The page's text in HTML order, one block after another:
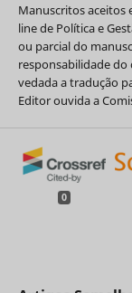
Manuscritos aceitos
line de Política e
ou parcial do
responsabilidade do
vedada a tradução
Editor ouvida a
0